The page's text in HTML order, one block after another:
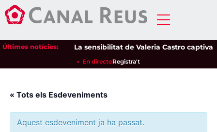
Últimes notícies: La sensibilitat de Valeria Castro captiva
En directeRegistra't
« Tots els Esdeveniments
Aquest esdeveniment ja ha passat.